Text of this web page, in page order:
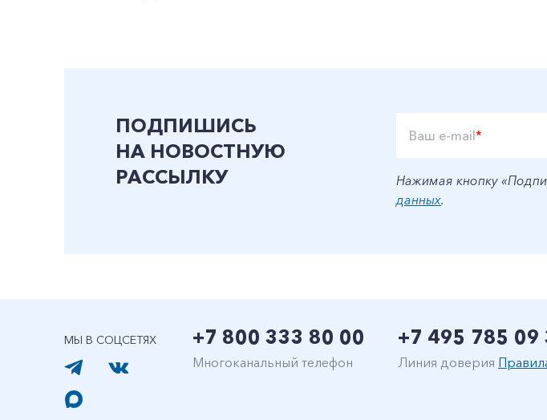
ПОДПИШИСЬ
НА НОВОСТНУЮ
РАССЫЛКУ
Ваш e-mail*
Нажимая кнопку
данных.
МЫ В СОЦСЕТЯХ +7 800 333 80 00
Многоканальный телефон
+7 495 785 09
Линия доверия